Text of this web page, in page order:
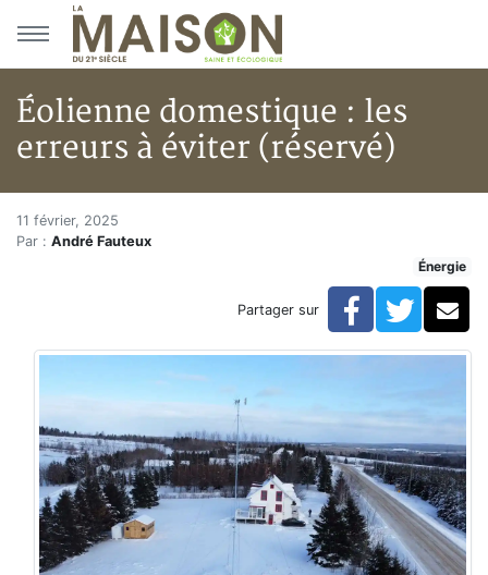
Aller au menu principal
Aller au contenu principal
Éolienne domestique : les
erreurs à éviter (réservé)
Accueil
Articles
Éolienne domestique : les erreurs à éviter (réservé)
Éolienne domestique : les
11 février, 2025
Par : André Fauteux
Énergie
Partager sur Facebook